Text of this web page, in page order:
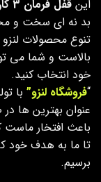
این قفل فرمان 3 کاره درجه یک
بد نه ای سخت و
تنوع محصولات
بالاست و شما می
خود انتخاب کنید.
“فروشگاه لنزو” با
عنوان بهترین ها
باعث افتخار ماست
تا ما به هدف خود
برسیم.